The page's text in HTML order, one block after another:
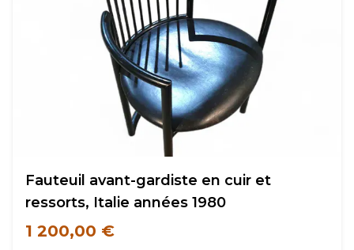
Fauteuil avant-gardiste en cuir et
ressorts, Italie années 1980
1 200,00 €